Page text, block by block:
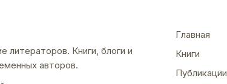
литераторов. Книги, блоги и
авторов.
Главная
Книги
Публикации